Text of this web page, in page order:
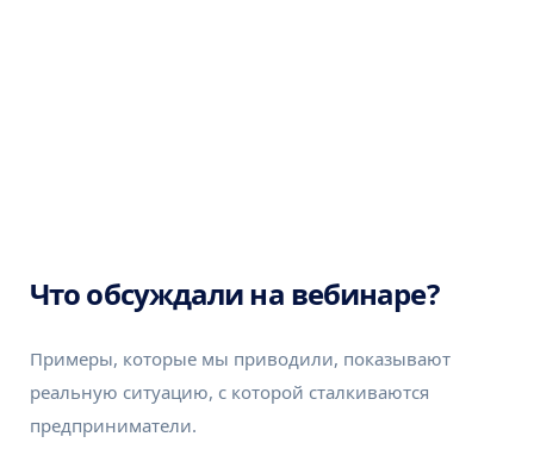
Что обсуждали на вебинаре?
Примеры, которые мы приводили, показывают
реальную ситуацию, с которой сталкиваются
предприниматели.